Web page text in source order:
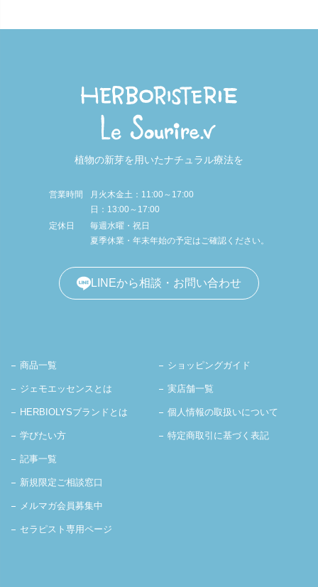
植物の新芽を用いたナチュラル療法を
営業時間
月火木金土：11:00～17:00
日：13:00～17:00
定休日
毎週水曜・祝日
夏季休業・年末年始の予定はご確認ください。
LINEから相談・お問い合わせ
商品一覧
ジェモエッセンスとは
HERBIOLYSブランドとは
学びたい方
記事一覧
新規限定ご相談窓口
メルマガ会員募集中
セラピスト専用ページ
ショッピングガイド
実店舗一覧
個人情報の取扱いについて
特定商取引に基づく表記